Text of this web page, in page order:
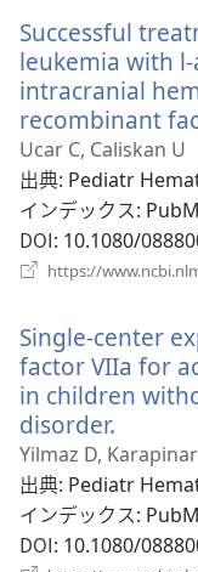
く）
Successful
leukemia with
intracranial
recombinant
Ucar C, Caliskan U
出典‎: Pediatr
インデックス‎:
DOI‎: 10.1080/
https://
Single-center
factor VIIa for
in children
disorder.
し
い
タ
ブ
Yilmaz D,
出典‎: Pediatr
インデックス‎:
DOI‎: 10.1080/